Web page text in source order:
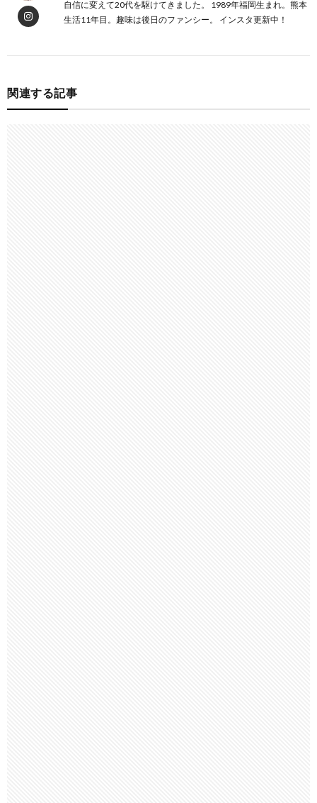
自信に変えて20代を駆けてきました。 1989年福岡生まれ。熊本
生活11年目。趣味は後日のファンシー。 インスタ更新中！
関連する記事